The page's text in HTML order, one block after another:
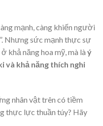
mạnh, càng khiến người
Nhưng sức mạnh thực sự
khả năng hoa mỹ, mà là ý
và khả năng thích nghi
nhân vật trên có tiềm
thực lực thuần túy? Hãy